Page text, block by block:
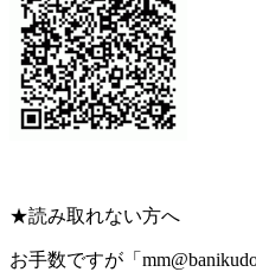
★読み取れない方へ
お手数ですが「